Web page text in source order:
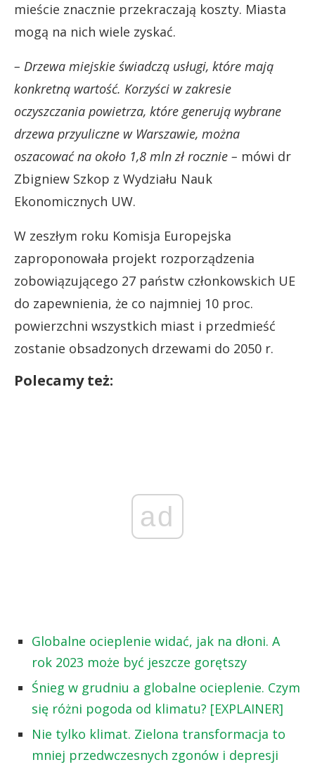
mieście znacznie przekraczają koszty. Miasta
mogą na nich wiele zyskać.
– Drzewa miejskie świadczą usługi, które mają
konkretną wartość. Korzyści w zakresie
oczyszczania powietrza, które generują wybrane
drzewa przyuliczne w Warszawie, można
oszacować na około 1,8 mln zł rocznie – mówi dr
Zbigniew Szkop z Wydziału Nauk
Ekonomicznych UW.
W zeszłym roku Komisja Europejska
zaproponowała projekt rozporządzenia
zobowiązującego 27 państw członkowskich UE
do zapewnienia, że co najmniej 10 proc.
powierzchni wszystkich miast i przedmieść
zostanie obsadzonych drzewami do 2050 r.
Polecamy też:
ad
Globalne ocieplenie widać, jak na dłoni. A
rok 2023 może być jeszcze gorętszy
Śnieg w grudniu a globalne ocieplenie. Czym
się różni pogoda od klimatu? [EXPLAINER]
Nie tylko klimat. Zielona transformacja to
mniej przedwczesnych zgonów i depresji